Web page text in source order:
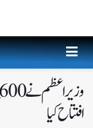
افتتاح کیا